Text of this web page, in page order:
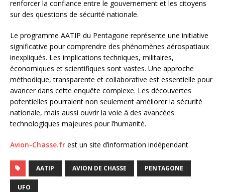
renforcer la confiance entre le gouvernement et les citoyens
sur des questions de sécurité nationale.
Le programme AATIP du Pentagone représente une initiative
significative pour comprendre des phénomènes aérospatiaux
inexpliqués. Les implications techniques, militaires,
économiques et scientifiques sont vastes. Une approche
méthodique, transparente et collaborative est essentielle pour
avancer dans cette enquête complexe. Les découvertes
potentielles pourraient non seulement améliorer la sécurité
nationale, mais aussi ouvrir la voie à des avancées
technologiques majeures pour l’humanité.
Avion-Chasse.fr est un site d’information indépendant.
AATIP AVION DE CHASSE PENTAGONE
UFO